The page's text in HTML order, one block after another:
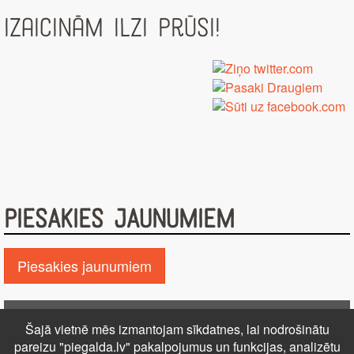
Izaicinām Ilzi Prūsi!
PIESAKIES JAUNUMIEM
Piesakies jaunumiem
Kontakti Reklāma Par mums Autortiesības
Šajā vietnē mēs izmantojam sīkdatnes, lai nodrošinātu
pareizu "piegalda.lv" pakalpojumus un funkcijas, analizētu